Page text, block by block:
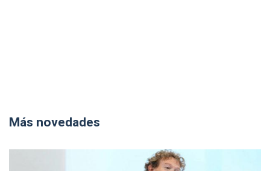
Más novedades